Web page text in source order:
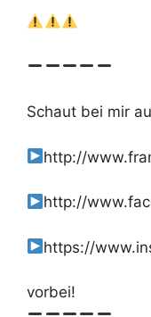
Schaut bei mir
http://
http://
https://
vorbei!